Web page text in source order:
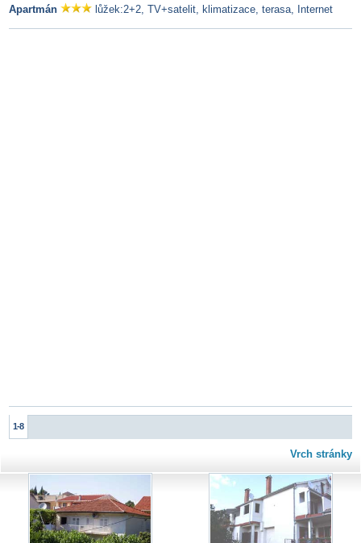
Apartmán
lůžek:2+2, TV+satelit, klimatizace, terasa, Internet
1-8
Vrch stránky